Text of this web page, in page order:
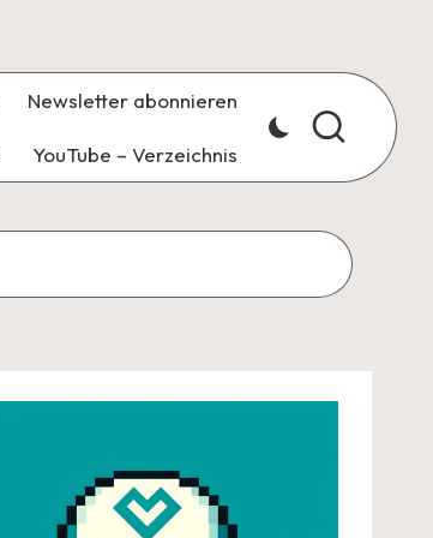
Newsletter abonnieren
YouTube – Verzeichnis